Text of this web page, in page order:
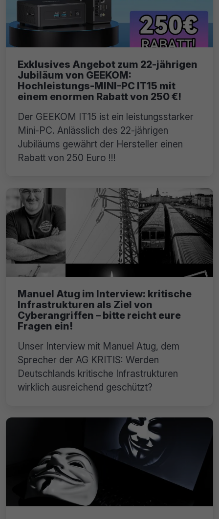
Exklusives Angebot zum 22-jährigen
Jubiläum von GEEKOM:
Hochleistungs-MINI-PC IT15 mit
einem enormen Rabatt von 250 €!
Der GEEKOM IT15 ist ein leistungsstarker
Mini-PC. Anlässlich des 22-jährigen
Jubiläums gewährt der Hersteller einen
Rabatt von 250 Euro !!!
Manuel Atug im Interview: kritische
Infrastrukturen als Ziel von
Cyberangriffen – bitte reicht eure
Fragen ein!
Unser Interview mit Manuel Atug, dem
Sprecher der AG KRITIS: Werden
Deutschlands kritische Infrastrukturen
wirklich ausreichend geschützt?